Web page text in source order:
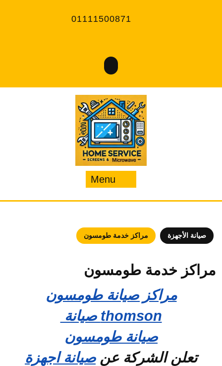
01111500871
Menu
صيانة الأجهزة مراكز خدمة طومسون
مراكز خدمة طومسون
مراكز صيانة طومسون
thomson صيانة
صيانة طومسون
تعلن الشركة عنصيانة اجهزة